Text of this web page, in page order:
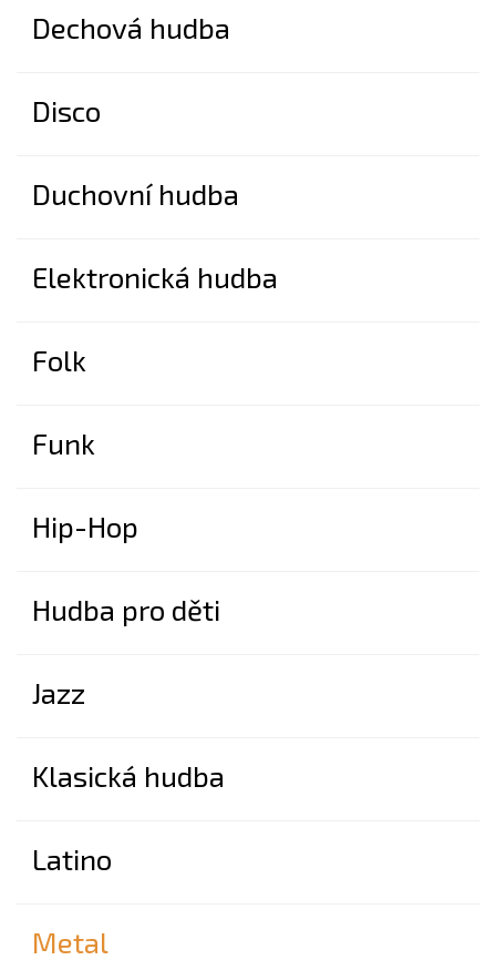
Dechová hudba
Disco
Duchovní hudba
Elektronická hudba
Folk
Funk
Hip-Hop
Hudba pro děti
Jazz
Klasická hudba
Latino
Metal